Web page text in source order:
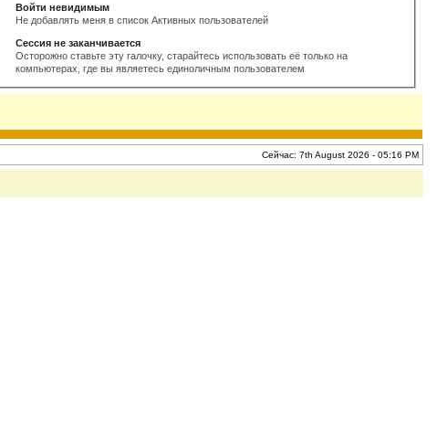
Войти невидимым
Не добавлять меня в список Активных пользователей
Сессия не заканчивается
Осторожно ставьте эту галочку, старайтесь использовать её только на
компьютерах, где вы являетесь единоличным пользователем
Сейчас: 7th August 2026 - 05:16 PM